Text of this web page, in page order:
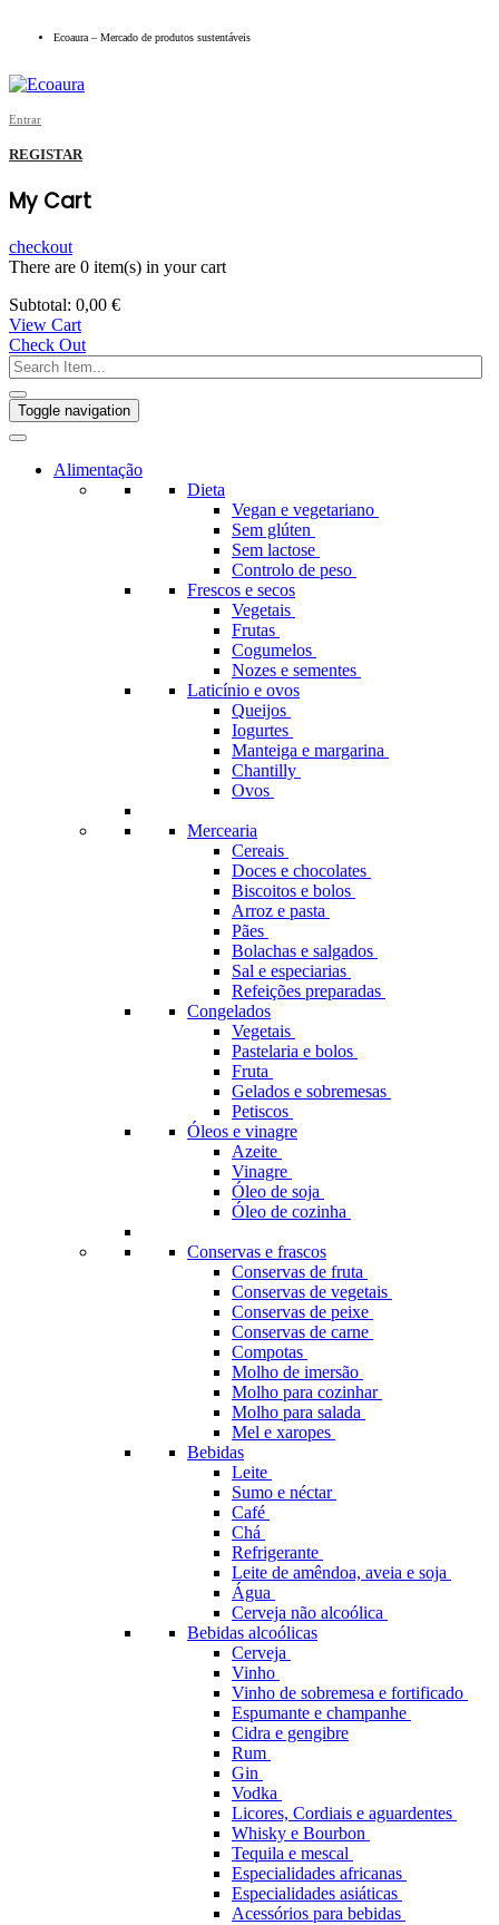
Ecoaura – Mercado de produtos sustentáveis
Entrar
REGISTAR
My Cart
checkout
There are 0 item(s) in your cart
Subtotal: 0,00 €
View Cart
Check Out
Toggle navigation
Alimentação
Dieta
Vegan e vegetariano
Sem glúten
Sem lactose
Controlo de peso
Frescos e secos
Vegetais
Frutas
Cogumelos
Nozes e sementes
Laticínio e ovos
Queijos
Iogurtes
Manteiga e margarina
Chantilly
Ovos
Mercearia
Cereais
Doces e chocolates
Biscoitos e bolos
Arroz e pasta
Pães
Bolachas e salgados
Sal e especiarias
Refeições preparadas
Congelados
Vegetais
Pastelaria e bolos
Fruta
Gelados e sobremesas
Petiscos
Óleos e vinagre
Azeite
Vinagre
Óleo de soja
Óleo de cozinha
Conservas e frascos
Conservas de fruta
Conservas de vegetais
Conservas de peixe
Conservas de carne
Compotas
Molho de imersão
Molho para cozinhar
Molho para salada
Mel e xaropes
Bebidas
Leite
Sumo e néctar
Café
Chá
Refrigerante
Leite de amêndoa, aveia e soja
Água
Cerveja não alcoólica
Bebidas alcoólicas
Cerveja
Vinho
Vinho de sobremesa e fortificado
Espumante e champanhe
Cidra e gengibre
Rum
Gin
Vodka
Licores, Cordiais e aguardentes
Whisky e Bourbon
Tequila e mescal
Especialidades africanas
Especialidades asiáticas
Acessórios para bebidas